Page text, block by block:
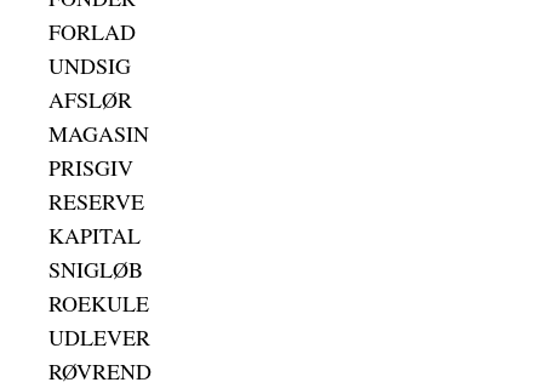
FORLAD
UNDSIG
AFSLØR
MAGASIN
PRISGIV
RESERVE
KAPITAL
SNIGLØB
ROEKULE
UDLEVER
RØVREND